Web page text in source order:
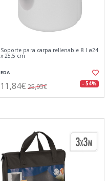
Soporte para carpa rellenable 8 l ø24
x 25,5 cm
EDA
11,84€ 25,95€ - 54%